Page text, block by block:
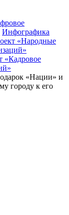
Инфографика
«Народные
«Кадровое